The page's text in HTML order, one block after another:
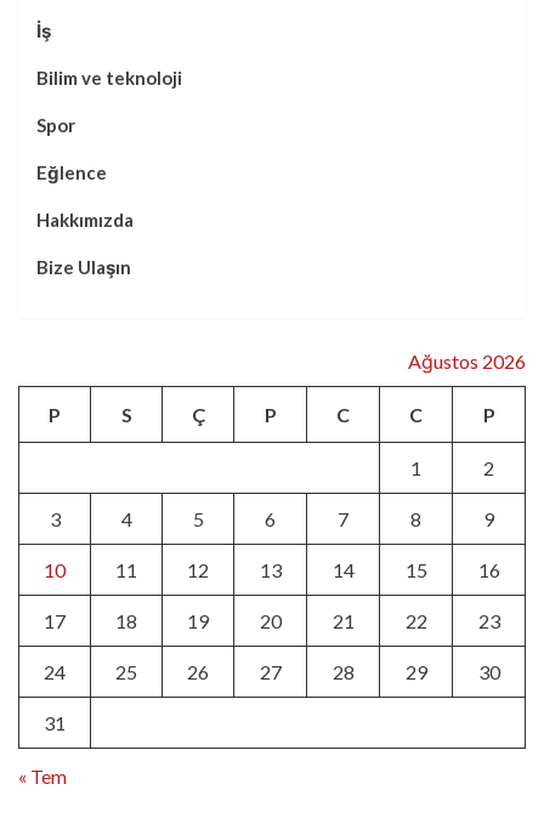
İş
Bilim ve teknoloji
Spor
Eğlence
Hakkımızda
Bize Ulaşın
Ağustos 2026
P S Ç P C C P
1 2
3 4 5 6 7 8 9
10 11 12 13 14 15 16
17 18 19 20 21 22 23
24 25 26 27 28 29 30
31
« Tem